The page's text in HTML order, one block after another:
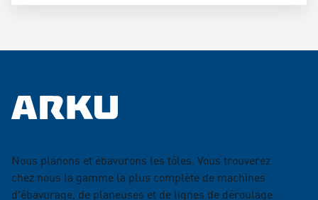
Nous planons et ébavurons les tôles. Vous trouverez
chez nous la gamme la plus complète de machines
d'ébavurage, de planeuses et de lignes de déroulage.